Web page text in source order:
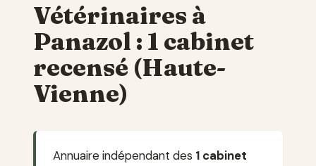
Vétérinaires à
Panazol : 1 cabinet
recensé (Haute-
Vienne)
Annuaire indépendant des 1 cabinet